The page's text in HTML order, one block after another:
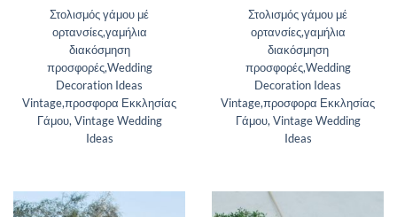
Στολισμός γάμου μέ
ορτανσίες,γαμήλια
διακόσμηση
προσφορές,Wedding
Decoration Ideas
Vintage,προσφορα Εκκλησίας
Γάμου, Vintage Wedding
Ideas
Στολισμός γάμου μέ
ορτανσίες,γαμήλια
διακόσμηση
προσφορές,Wedding
Decoration Ideas
Vintage,προσφορα Εκκλησίας
Γάμου, Vintage Wedding
Ideas